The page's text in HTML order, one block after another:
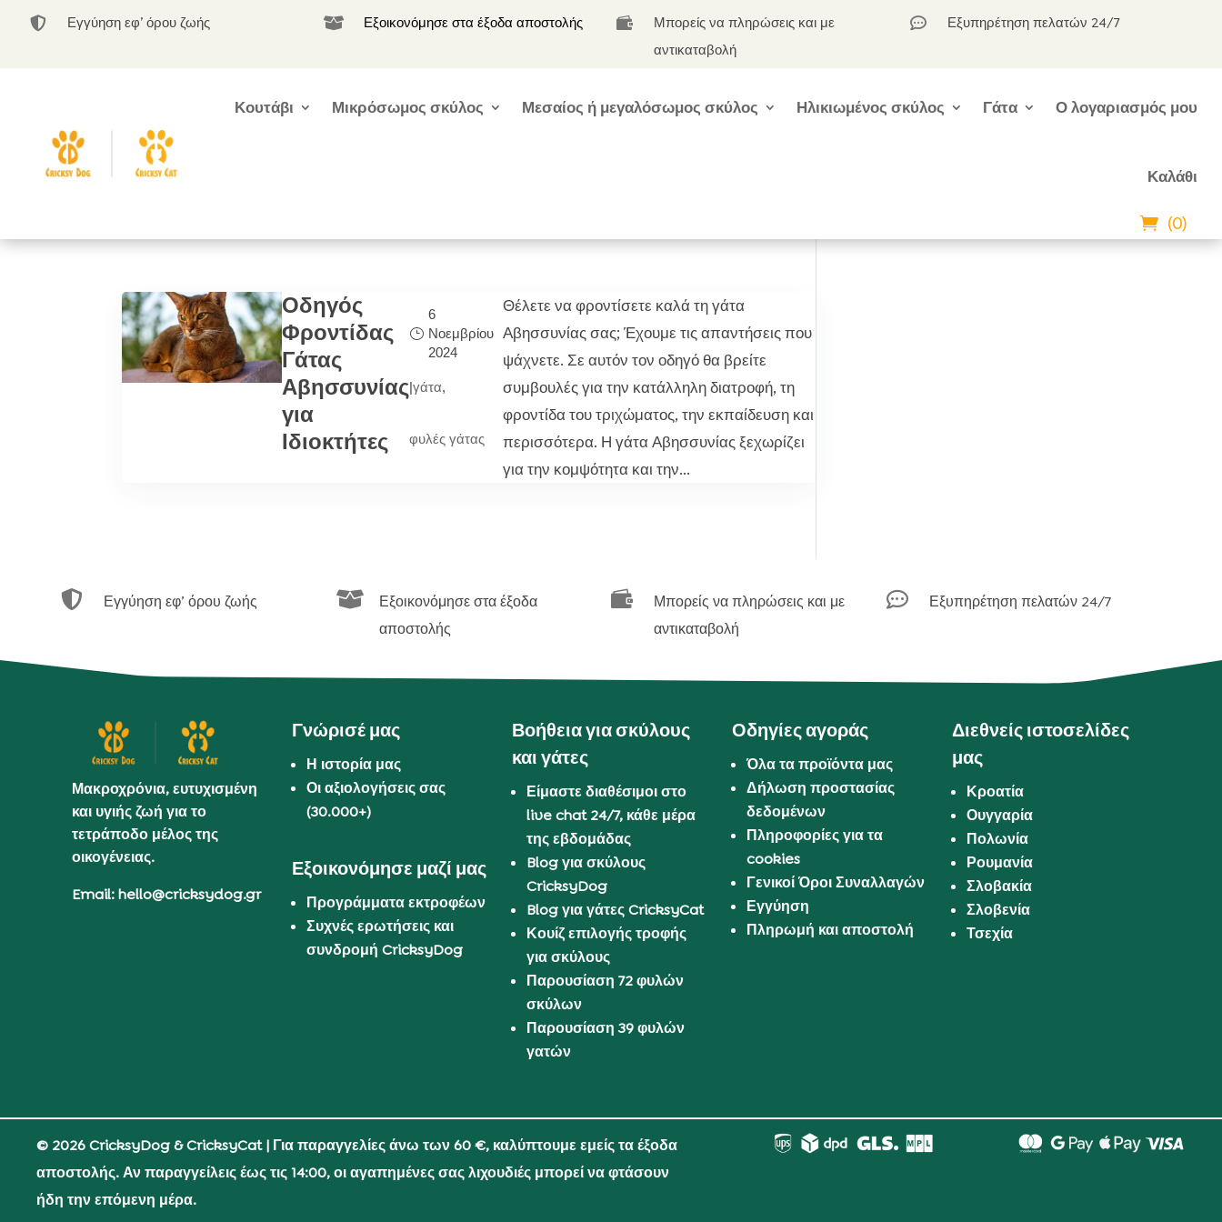
 Εγγύηση εφ’ όρου ζωής  Εξοικονόμησε στα έξοδα αποστολής 
Μπορείς να πληρώσεις και με
αντικαταβολή
 Εξυπηρέτηση πελατών 24/7
Κουτάβι Μικρόσωμος σκύλος Μεσαίος ή μεγαλόσωμος σκύλος Ηλικιωμένος σκύλος Γάτα Ο λογαριασμός μου
Καλάθι
(0)
Οδηγός
Φροντίδας
Γάτας
Αβησσυνίας
για
Ιδιοκτήτες
6
Νοεμβρίου
2024
|γάτα,
φυλές γάτας
Θέλετε να φροντίσετε καλά τη γάτα
Αβησσυνίας σας; Έχουμε τις απαντήσεις που
ψάχνετε. Σε αυτόν τον οδηγό θα βρείτε
συμβουλές για την κατάλληλη διατροφή, τη
φροντίδα του τριχώματος, την εκπαίδευση και
περισσότερα. Η γάτα Αβησσυνίας ξεχωρίζει
για την κομψότητα και την...
 Εγγύηση εφ’ όρου ζωής 
Εξοικονόμησε στα έξοδα
αποστολής

Μπορείς να πληρώσεις και με
αντικαταβολή
 Εξυπηρέτηση πελατών 24/7
Μακροχρόνια, ευτυχισμένη
και υγιής ζωή για το
τετράποδο μέλος της
οικογένειας.
Email: hello@cricksydog.gr
Γνώρισέ μας
Η ιστορία μας
Οι αξιολογήσεις σας
(30.000+)
Εξοικονόμησε μαζί μας
Προγράμματα εκτροφέων
Συχνές ερωτήσεις και
συνδρομή CricksyDog
Βοήθεια για σκύλους
και γάτες
Είμαστε διαθέσιμοι στο
live chat 24/7, κάθε μέρα
της εβδομάδας
Blog για σκύλους
CricksyDog
Blog για γάτες CricksyCat
Κουίζ επιλογής τροφής
για σκύλους
Παρουσίαση 72 φυλών
σκύλων
Παρουσίαση 39 φυλών
γατών
Οδηγίες αγοράς
Όλα τα προϊόντα μας
Δήλωση προστασίας
δεδομένων
Πληροφορίες για τα
cookies
Γενικοί Όροι Συναλλαγών
Εγγύηση
Πληρωμή και αποστολή
Διεθνείς ιστοσελίδες
μας
Κροατία
Ουγγαρία
Πολωνία
Ρουμανία
Σλοβακία
Σλοβενία
Τσεχία
© 2026 CricksyDog & CricksyCat| Για παραγγελίες άνω των 60 €, καλύπτουμε εμείς τα έξοδα
αποστολής. Αν παραγγείλεις έως τις 14:00, οι αγαπημένες σας λιχουδιές μπορεί να φτάσουν
ήδη την επόμενη μέρα.